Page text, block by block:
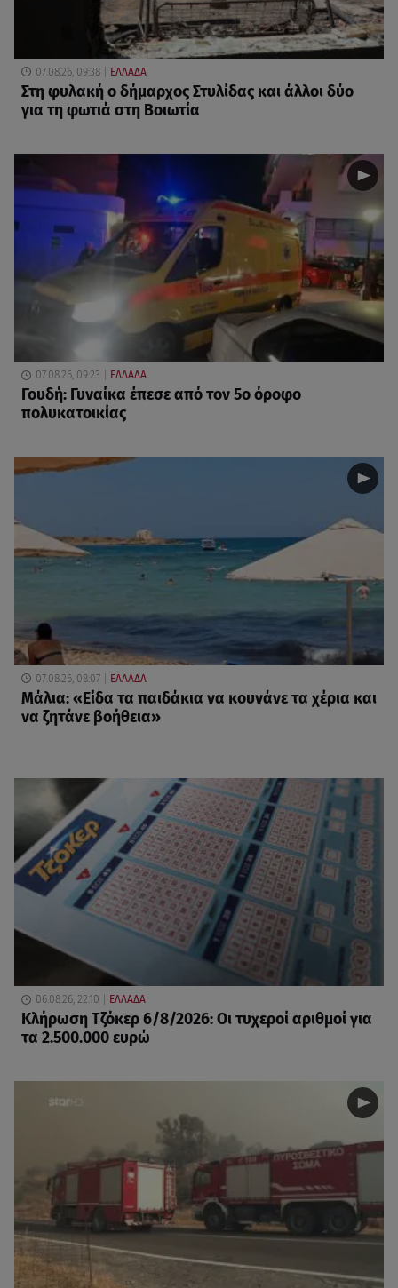
07.08.26, 09:38 ΕΛΛΑΔΑ
Στη φυλακή ο δήμαρχος Στυλίδας και άλλοι δύο
για τη φωτιά στη Βοιωτία
07.08.26, 09:23 ΕΛΛΑΔΑ
Γουδή: Γυναίκα έπεσε από τον 5ο όροφο
πολυκατοικίας
07.08.26, 08:07 ΕΛΛΑΔΑ
Μάλια: «Είδα τα παιδάκια να κουνάνε τα χέρια και
να ζητάνε βοήθεια»
06.08.26, 22:10 ΕΛΛΑΔΑ
Κλήρωση Τζόκερ 6/8/2026: Οι τυχεροί αριθμοί για
τα 2.500.000 ευρώ